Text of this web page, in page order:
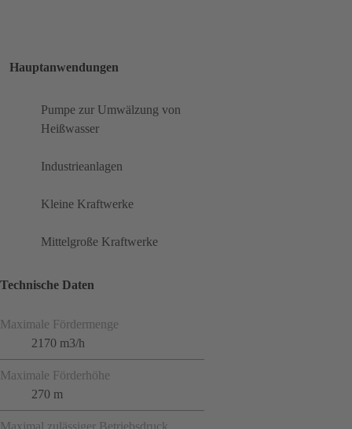
Hauptanwendungen
Pumpe zur Umwälzung von
Heißwasser
Industrieanlagen
Kleine Kraftwerke
Mittelgroße Kraftwerke
Technische Daten
Maximale Fördermenge
2170 m3/h
Maximale Förderhöhe
270 m
Maximal zulässiger Betriebsdruck